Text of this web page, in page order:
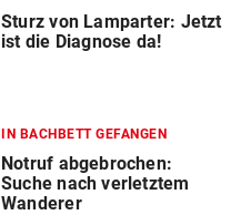
Sturz von Lamparter: Jetzt
ist die Diagnose da!
IN BACHBETT GEFANGEN
Notruf abgebrochen:
Suche nach verletztem
Wanderer